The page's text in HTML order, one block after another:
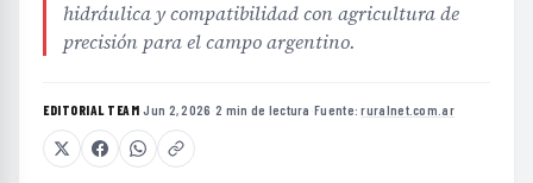
hidráulica y compatibilidad con agricultura de
precisión para el campo argentino.
EDITORIAL TEAM·Jun 2, 2026 ·2 min de lectura ·Fuente:ruralnet.com.ar